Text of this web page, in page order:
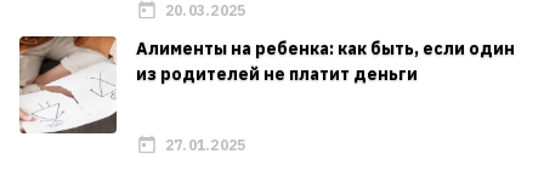
20.03.2025
Алименты на ребенка: как быть, если один
из родителей не платит деньги
27.01.2025